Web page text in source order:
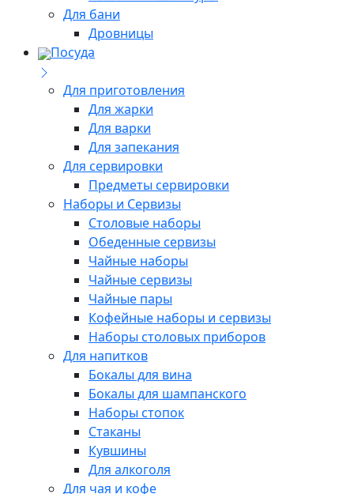
Для бани
Дровницы
Посуда
Для приготовления
Для жарки
Для варки
Для запекания
Для сервировки
Предметы сервировки
Наборы и Сервизы
Столовые наборы
Обеденные сервизы
Чайные наборы
Чайные сервизы
Чайные пары
Кофейные наборы и сервизы
Наборы столовых приборов
Для напитков
Бокалы для вина
Бокалы для шампанского
Наборы стопок
Стаканы
Кувшины
Для алкоголя
Для чая и кофе